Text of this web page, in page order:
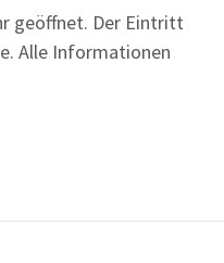
geöffnet. Der Eintritt
Alle Informationen